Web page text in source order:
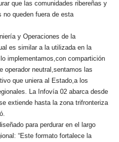
que las comunidades ribereñas y
no queden fuera de esta
y Operaciones de la
es similar a la utilizada en la
implementamos,con compartición
operador neutral,sentamos las
que uniera al Estado,a los
La Infovía 02 abarca desde
extiende hasta la zona trifronteriza
para perdurar en el largo
“Este formato fortalece la